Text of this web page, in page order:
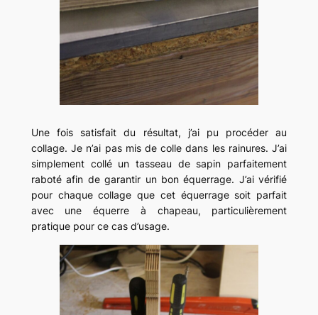
Une fois satisfait du résultat, j’ai pu procéder au
collage. Je n’ai pas mis de colle dans les rainures. J’ai
simplement collé un tasseau de sapin parfaitement
raboté afin de garantir un bon équerrage. J’ai vérifié
pour chaque collage que cet équerrage soit parfait
avec une équerre à chapeau, particulièrement
pratique pour ce cas d’usage.